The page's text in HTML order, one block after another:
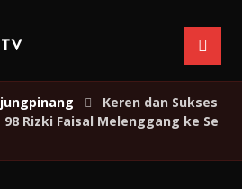
Keren dan Sukses
Rizki Faisal Melenggang ke Se